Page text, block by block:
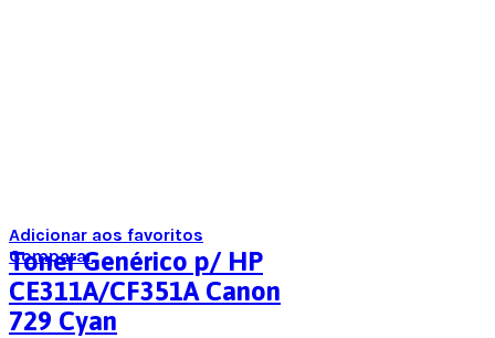
Adicionar aos favoritos
Comparar
Toner Genérico p/ HP
CE311A/CF351A Canon
729 Cyan